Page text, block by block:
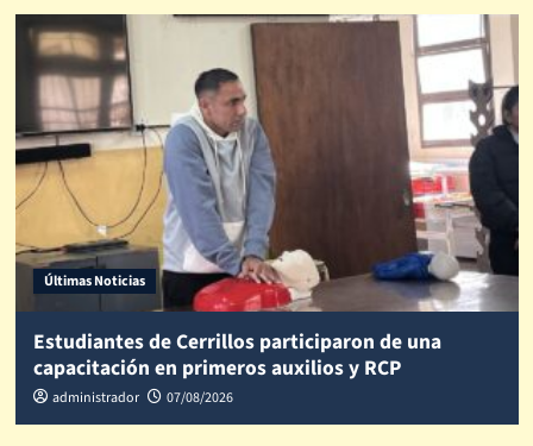
Últimas Noticias
Estudiantes de Cerrillos participaron de una
capacitación en primeros auxilios y RCP
administrador 07/08/2026